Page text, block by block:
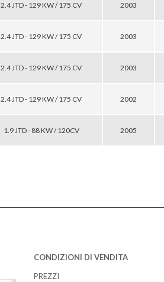
2.4 JTD - 129 KW / 175 CV 2003
2.4 JTD - 129 KW / 175 CV 2003
2.4 JTD - 129 KW / 175 CV 2003
2.4 JTD - 129 KW / 175 CV 2002
1.9 JTD - 88 KW / 120CV 2005
CONDIZIONI DI VENDITA
PREZZI